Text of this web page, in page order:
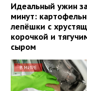
Идеальный ужин
минут:
лепёшки с
корочкой и
сыром
В МИРЕ